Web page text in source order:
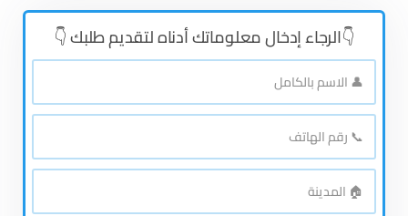
👇الرجاء إدخال معلوماتك أدناه لتقديم طلبك 👇
👤
الاسم
بالكامل*
📞
رقم
الهاتف*
🏠
المدينة*